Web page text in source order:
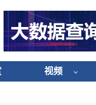
视频